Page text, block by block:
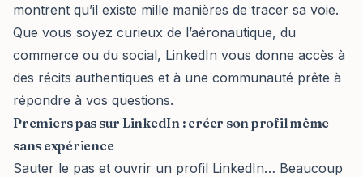
montrent qu’il existe mille manières de tracer sa voie.
Que vous soyez curieux de l’aéronautique, du
commerce ou du social, LinkedIn vous donne accès à
des récits authentiques et à une communauté prête à
répondre à vos questions.
Premiers pas sur LinkedIn : créer son profil même
sans expérience
Sauter le pas et ouvrir un profil LinkedIn… Beaucoup